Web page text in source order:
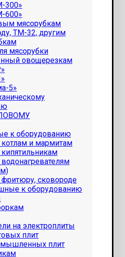
300»
600»
мясорубкам
ТМ-32, другим
мясорубки
овощерезкам
5»
к оборудованию
и мармитам
сковороде
к оборудованию
на электроплиты
плит
плит